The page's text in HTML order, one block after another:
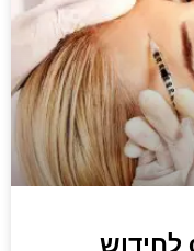
טיפול סינרג'י c.eNergy לחידוש